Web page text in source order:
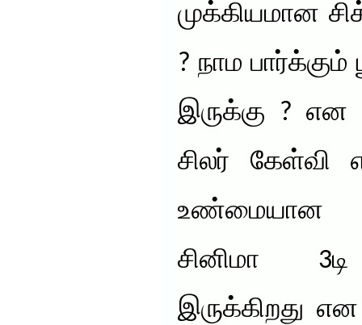
முக்கியமான
? நாம பார்க்கும்
இருக்கு ? என
சிலர் கேள்வி
உண்மையான
சினிமா
இருக்கிறது